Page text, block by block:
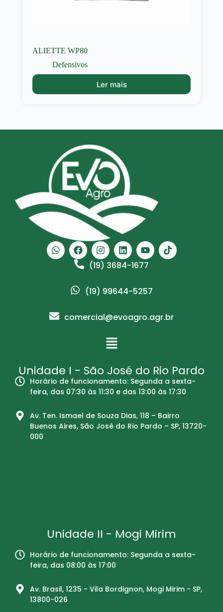
ALIETTE WP80
Defensivos
Ler mais
(19) 3684-1677
(19) 99644-5257
comercial@evoagro.agr.br
Unidade I - São José do Rio Pardo
Horário de funcionamento: Segunda a sexta-
feira, das 07:30 às 11:30 e das 13:00 às 17:30
Av. Ten. Ismael de Souza Dias, 118 – Bairro
Buenos Aires, São José do Rio Pardo – SP, 13720-
000
Unidade II - Mogi Mirim
Horário de funcionamento: Segunda a sexta-
feira, das 08:00 às 17:00
Av. Brasil, 1235 - Vila Bordignon, Mogi Mirim - SP,
13800-026